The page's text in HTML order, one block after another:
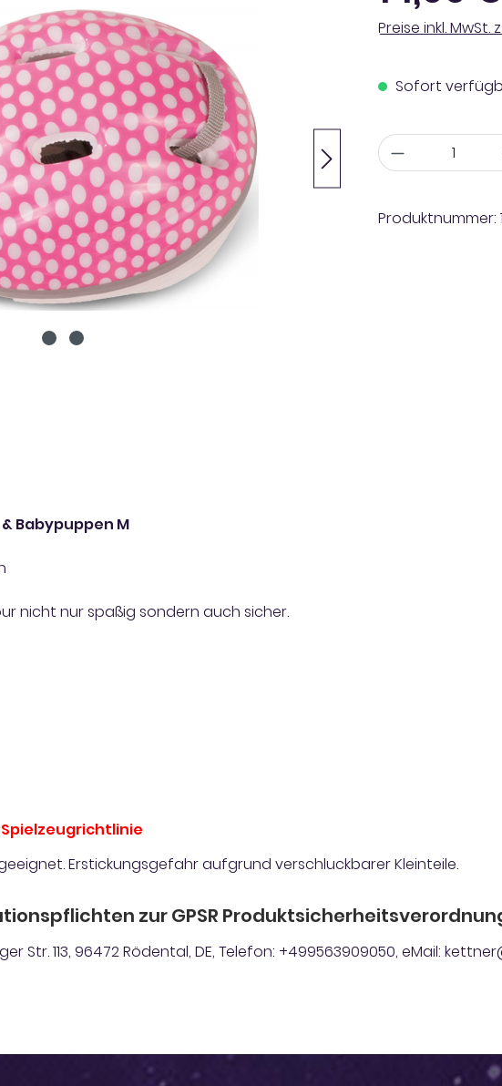
Preise inkl.
Sofort
Anzahl
Produktnummer:
Babypuppen M
nicht nur spaßig sondern auch sicher.
Erstickungsgefahr aufgrund verschluckbarer Kleinteile.
zur GPSR
Str. 113, 96472 Rödental, DE, Telefon: +499563909050, eMail: